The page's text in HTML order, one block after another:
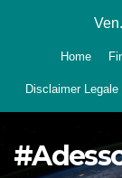
Home
Disclaimer